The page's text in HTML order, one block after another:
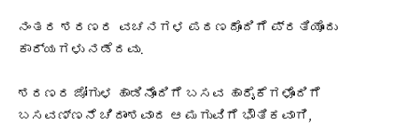
ನಂತರ ಶರಣರ ವಚನಗಳ ಪಠಣದೊಂದಿಗೆ ಪ್ರತಿಯೊಂದು
ಕಾರ್ಯಗಳು ನಡೆದವು.
ಶರಣರ ಜೋಗುಳ ಹಾಡಿನೊಂದಿಗೆ ಬಸವ ಹಾರೈಕೆಗಳೊಂದಿಗೆ
ಬಸವಣ್ಣನೆ ಚಿದಾಂಶವಾದ ಆ ಮಗುವಿಗೆ ಭೌತಿಕವಾಗಿ,